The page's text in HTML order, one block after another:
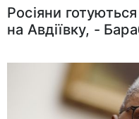
Росіяни
на Авдіївку, -